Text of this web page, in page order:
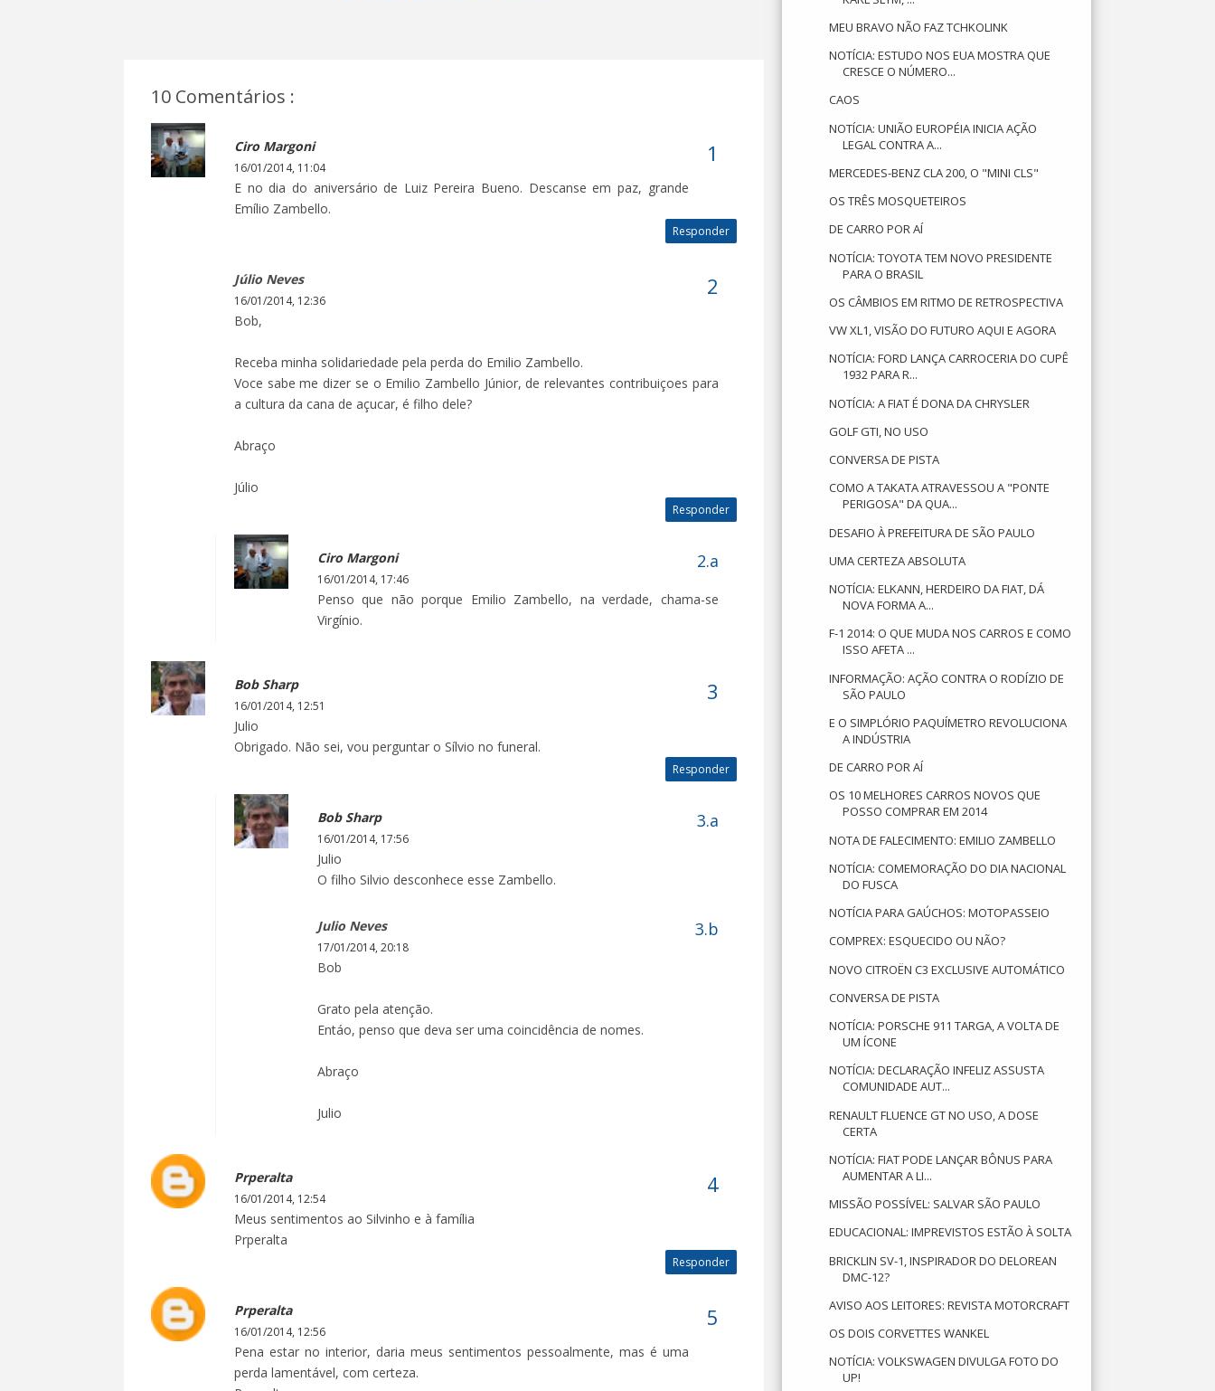
10 Comentários :
Ciro Margoni
16/01/2014, 11:04
E no dia do aniversário de Luiz Pereira Bueno. Descanse em paz, grande
Emílio Zambello.
Responder
Júlio Neves
16/01/2014, 12:36
Bob,
Receba minha solidariedade pela perda do Emilio Zambello.
Voce sabe me dizer se o Emilio Zambello Júnior, de relevantes contribuiçoes para
a cultura da cana de açucar, é filho dele?
Abraço
Júlio
Responder
Ciro Margoni
16/01/2014, 17:46
Penso que não porque Emilio Zambello, na verdade, chama-se
Virgínio.
Bob Sharp
16/01/2014, 12:51
Julio
Obrigado. Não sei, vou perguntar o Sílvio no funeral.
Responder
Bob Sharp
16/01/2014, 17:56
Julio
O filho Silvio desconhece esse Zambello.
Julio Neves
17/01/2014, 20:18
Bob
Grato pela atenção.
Entáo, penso que deva ser uma coincidência de nomes.
Abraço
Julio
Prperalta
16/01/2014, 12:54
Meus sentimentos ao Silvinho e à família
Prperalta
Responder
Prperalta
16/01/2014, 12:56
Pena estar no interior, daria meus sentimentos pessoalmente, mas é uma
perda lamentável, com certeza.
MEU BRAVO NÃO FAZ TCHKOLINK
NOTÍCIA: ESTUDO NOS EUA MOSTRA QUE
CRESCE O NÚMERO...
CAOS
NOTÍCIA: UNIÃO EUROPÉIA INICIA AÇÃO
LEGAL CONTRA A...
MERCEDES-BENZ CLA 200, O "MINI CLS"
OS TRÊS MOSQUETEIROS
DE CARRO POR AÍ
NOTÍCIA: TOYOTA TEM NOVO PRESIDENTE
PARA O BRASIL
OS CÂMBIOS EM RITMO DE RETROSPECTIVA
VW XL1, VISÃO DO FUTURO AQUI E AGORA
NOTÍCIA: FORD LANÇA CARROCERIA DO CUPÊ
1932 PARA R...
NOTÍCIA: A FIAT É DONA DA CHRYSLER
GOLF GTI, NO USO
CONVERSA DE PISTA
COMO A TAKATA ATRAVESSOU A "PONTE
PERIGOSA" DA QUA...
DESAFIO À PREFEITURA DE SÃO PAULO
UMA CERTEZA ABSOLUTA
NOTÍCIA: ELKANN, HERDEIRO DA FIAT, DÁ
NOVA FORMA A...
F-1 2014: O QUE MUDA NOS CARROS E COMO
ISSO AFETA ...
INFORMAÇÃO: AÇÃO CONTRA O RODÍZIO DE
SÃO PAULO
E O SIMPLÓRIO PAQUÍMETRO REVOLUCIONA
A INDÚSTRIA
DE CARRO POR AÍ
OS 10 MELHORES CARROS NOVOS QUE
POSSO COMPRAR EM 2014
NOTA DE FALECIMENTO: EMILIO ZAMBELLO
NOTÍCIA: COMEMORAÇÃO DO DIA NACIONAL
DO FUSCA
NOTÍCIA PARA GAÚCHOS: MOTOPASSEIO
COMPREX: ESQUECIDO OU NÃO?
NOVO CITROËN C3 EXCLUSIVE AUTOMÁTICO
CONVERSA DE PISTA
NOTÍCIA: PORSCHE 911 TARGA, A VOLTA DE
UM ÍCONE
NOTÍCIA: DECLARAÇÃO INFELIZ ASSUSTA
COMUNIDADE AUT...
RENAULT FLUENCE GT NO USO, A DOSE
CERTA
NOTÍCIA: FIAT PODE LANÇAR BÔNUS PARA
AUMENTAR A LI...
MISSÃO POSSÍVEL: SALVAR SÃO PAULO
EDUCACIONAL: IMPREVISTOS ESTÃO À SOLTA
BRICKLIN SV-1, INSPIRADOR DO DELOREAN
DMC-12?
AVISO AOS LEITORES: REVISTA MOTORCRAFT
OS DOIS CORVETTES WANKEL
NOTÍCIA: VOLKSWAGEN DIVULGA FOTO DO
UP!